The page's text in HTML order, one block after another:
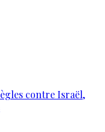
contre Israël,